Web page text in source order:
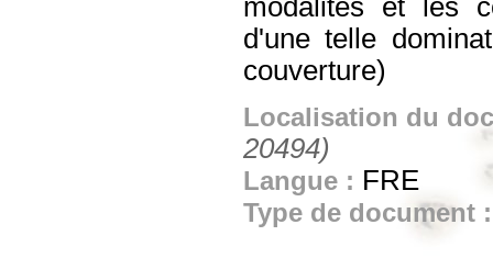
d'une telle
couverture)
Localisation du
20494)
Langue : FRE
Type de document